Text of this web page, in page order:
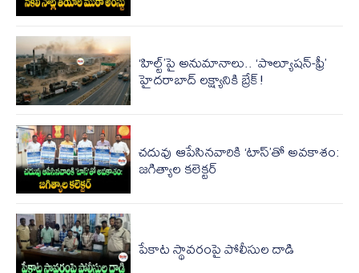
‘హిల్ట్‌’పై అనుమానాలు.. ‘పొల్యూషన్-ఫ్రీ’
హైదరాబాద్ లక్ష్యానికి బ్రేక్!
చదువు ఆపేసినవారికి ‘టాస్‌’తో అవకాశం:
జగిత్యాల కలెక్టర్
పేకాట స్థావరంపై పోలీసుల‌ దాడి